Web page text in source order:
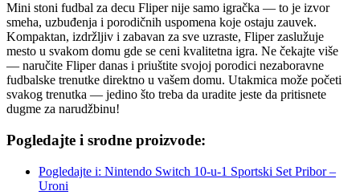
Mini stoni fudbal za decu Fliper nije samo igračka — to je izvor
smeha, uzbuđenja i porodičnih uspomena koje ostaju zauvek.
Kompaktan, izdržljiv i zabavan za sve uzraste, Fliper zaslužuje
mesto u svakom domu gde se ceni kvalitetna igra. Ne čekajte više
— naručite Fliper danas i priuštite svojoj porodici nezaboravne
fudbalske trenutke direktno u vašem domu. Utakmica može početi
svakog trenutka — jedino što treba da uradite jeste da pritisnete
dugme za narudžbinu!
Pogledajte i srodne proizvode:
Pogledajte i: Nintendo Switch 10-u-1 Sportski Set Pribor –
Uroni